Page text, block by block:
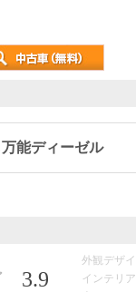
能ディーゼル
3.9
外観デザ
インテリア